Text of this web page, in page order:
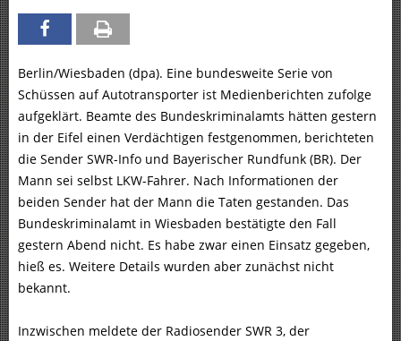
Berlin/Wiesbaden (dpa). Eine bundesweite Serie von
Schüssen auf Autotransporter ist Medienberichten zufolge
aufgeklärt. Beamte des Bundeskriminalamts hätten gestern
in der Eifel einen Verdächtigen festgenommen, berichteten
die Sender SWR-Info und Bayerischer Rundfunk (BR). Der
Mann sei selbst LKW-Fahrer. Nach Informationen der
beiden Sender hat der Mann die Taten gestanden. Das
Bundeskriminalamt in Wiesbaden bestätigte den Fall
gestern Abend nicht. Es habe zwar einen Einsatz gegeben,
hieß es. Weitere Details wurden aber zunächst nicht
bekannt.
Inzwischen meldete der Radiosender SWR 3, der